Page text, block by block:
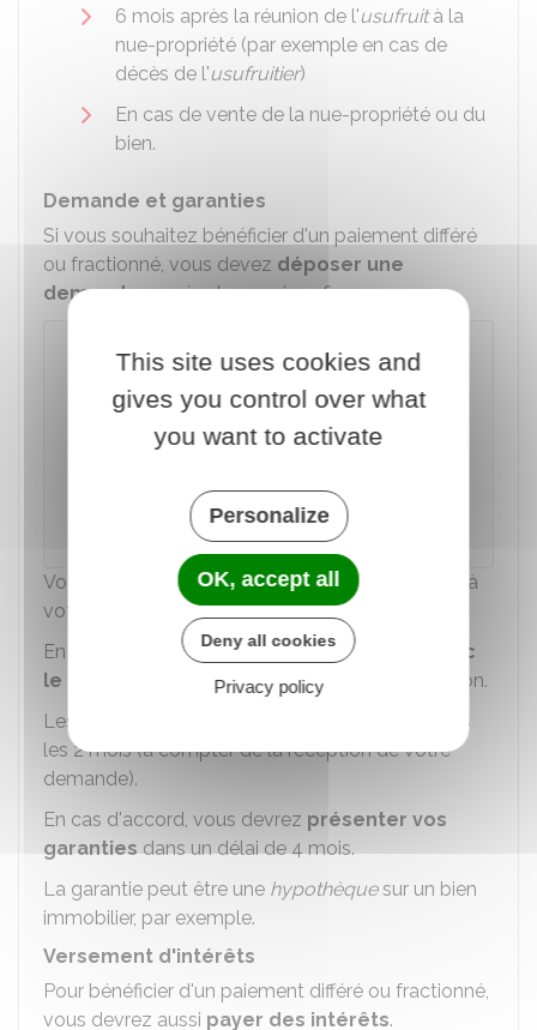
6 mois après la réunion de l'usufruità la
nue-propriété (par exemple en cas de
décès de l'usufruitier)
En cas de vente de la nue-propriété ou du
bien.
Demande et garanties
Si vous souhaitez bénéficier d'un paiement différé
ou fractionné, vous devez déposer une
demandeauprès des services fiscaux.
Attention
L'accord exprès
de tous les héritiers est
nécessaire pour bénéficier d'un paiement
différé ou fractionné. En effet, les héritiers qui
succession restentsolidairesdes droits dont
le paiement est différé ou fractionné.
Vous devez faire la demandepar lettre jointe
à
votre
déclaration de succession.
En pratique, les démarches sont effectuées
avec
le concours du notairechargé de la succession.
Les services fiscaux doivent vous répondre dans
les 2 mois (à compter de la réception de votre
demande).
En cas d'accord, vous devrez présenter vos
garantiesdans un délai de 4 mois.
La garantie peut être une hypothèquesur un bien
immobilier, par exemple.
Versement d'intérêts
Pour bénéficier d'un paiement différé ou fractionné,
vous devrez aussi payer des intérêts.
This site uses cookies and
gives you control over what
you want to activate
Personalize
OK, accept all
Deny all cookies
Privacy policy